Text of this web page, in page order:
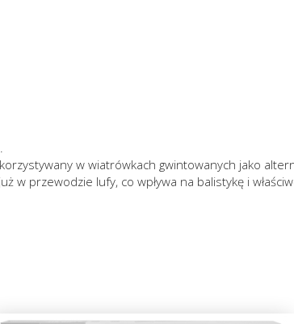
w wiatrówkach gwintowanych jako
przewodzie lufy, co wpływa na balistykę i